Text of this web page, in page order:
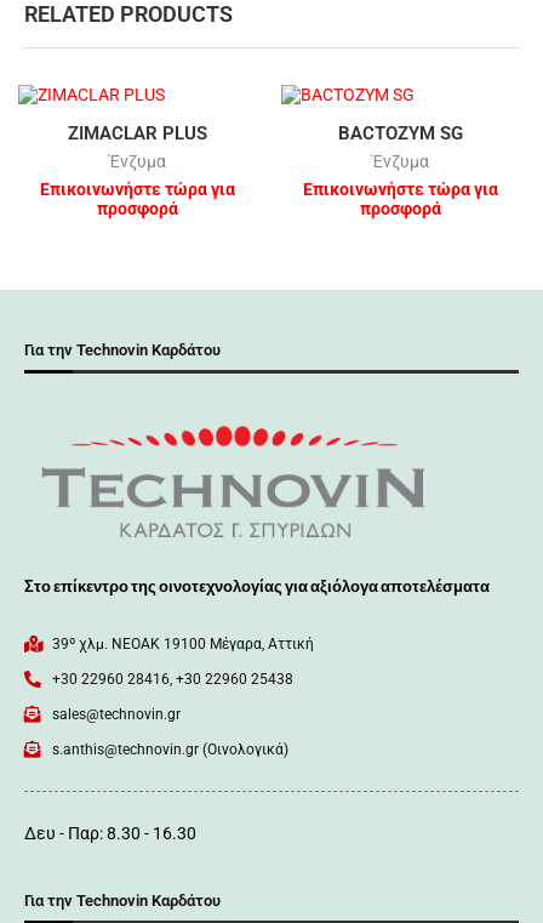
RELATED PRODUCTS
ZIMACLAR PLUS
Ένζυμα
Επικοινωνήστε τώρα για
προσφορά
BACTOZYM SG
Ένζυμα
Επικοινωνήστε τώρα για
προσφορά
Για την Technovin Καρδάτου
Στο επίκεντρο της οινοτεχνολογίας για αξιόλογα αποτελέσματα
39º χλμ. ΝΕΟΑΚ 19100 Mέγαρα, Αττική
+30 22960 28416, +30 22960 25438
sales@technovin.gr
s.anthis@technovin.gr (Οινολογικά)
Δευ - Παρ: 8.30 - 16.30
Για την Technovin Καρδάτου